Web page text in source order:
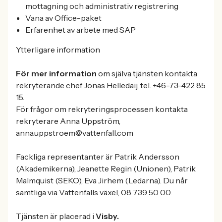
mottagning och administrativ registrering
Vana av Office-paket
Erfarenhet av arbete med SAP
Ytterligare information
För mer information om själva tjänsten kontakta
rekryterande chef Jonas Helledaij, tel. +46-73-422 85
15.
För frågor om rekryteringsprocessen kontakta
rekryterare Anna Uppström,
anna.uppstroem@vattenfall.com
Fackliga representanter är Patrik Andersson
(Akademikerna), Jeanette Regin (Unionen), Patrik
Malmquist (SEKO), Eva Jirhem (Ledarna). Du når
samtliga via Vattenfalls växel, 08 739 50 00.
Tjänsten är placerad i Visby.